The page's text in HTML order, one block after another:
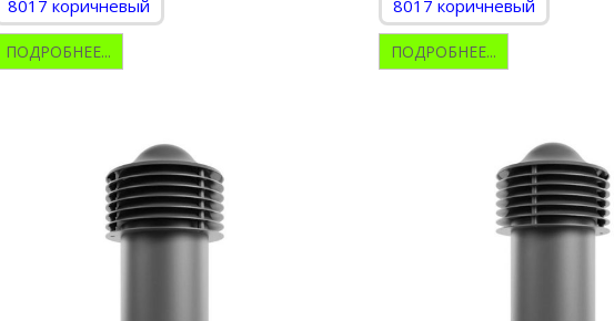
8017 коричневый
ПОДРОБНЕЕ...
8017 коричневый
ПОДРОБНЕЕ...